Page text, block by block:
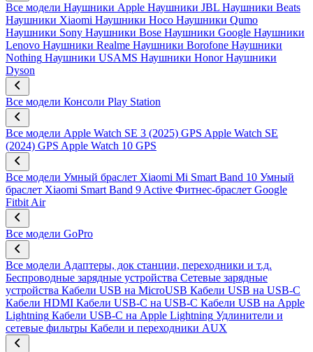
Все модели Наушники Apple Наушники JBL Наушники Beats
Наушники Xiaomi Наушники Hoco Наушники Qumo
Наушники Sony Наушники Bose Наушники Google Наушники
Lenovo Наушники Realme Наушники Borofone Наушники
Nothing Наушники USAMS Наушники Honor Наушники
Dyson
Все модели Консоли Play Station
Все модели Apple Watch SE 3 (2025) GPS Apple Watch SE
(2024) GPS Apple Watch 10 GPS
Все модели Умный браслет Xiaomi Mi Smart Band 10 Умный
браслет Xiaomi Smart Band 9 Active Фитнес-браслет Google
Fitbit Air
Все модели GoPro
Все модели Адаптеры, док станции, переходники и т.д.
Беспроводные зарядные устройства Сетевые зарядные
устройства Кабели USB на MicroUSB Кабели USB на USB-C
Кабели HDMI Кабели USB-C на USB-C Кабели USB на Apple
Lightning Кабели USB-C на Apple Lightning Удлинители и
сетевые фильтры Кабели и переходники AUX